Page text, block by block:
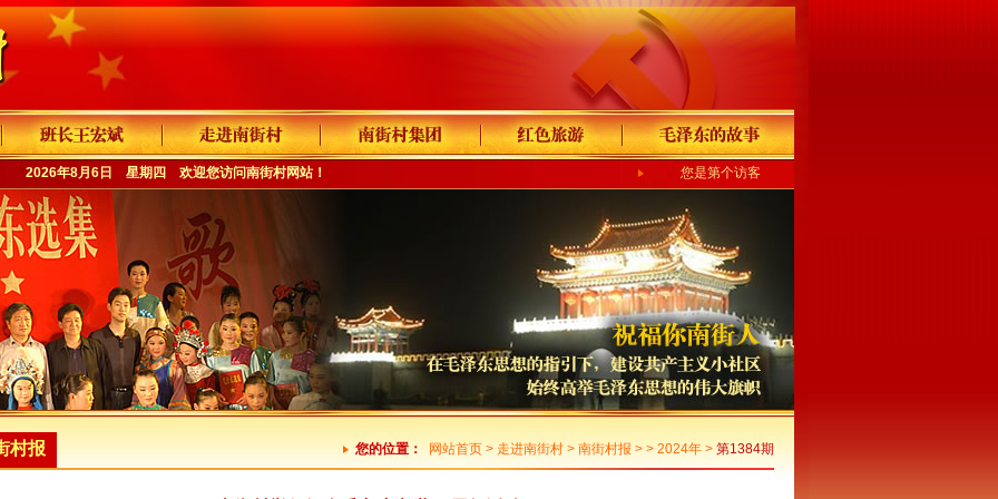
2026年8月6日 星期四 欢迎您访问南街村网站！ 您是第个访客
村报 您的位置： 网站首页> 走进南街村> 南街村报 > > 2024年> 第1384期